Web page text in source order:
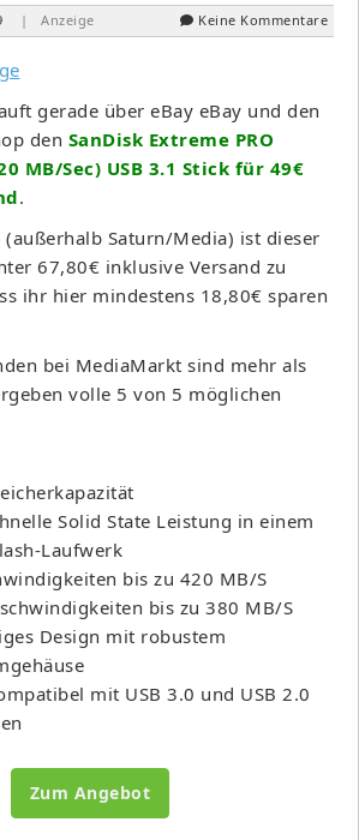
| Anzeige Keine Kommentare
gerade über eBay eBay und den
den SanDisk Extreme PRO
MB/Sec) USB 3.1 Stick für 49€
.
Saturn/Media) ist dieser
67,80€ inklusive Versand zu
ihr hier mindestens 18,80€ sparen
bei MediaMarkt sind mehr als
volle 5 von 5 möglichen
Solid State Leistung in einem
Laufwerk
bis zu 420 MB/S
bis zu 380 MB/S
Design mit robustem
mit USB 3.0 und USB 2.0
Zum Angebot